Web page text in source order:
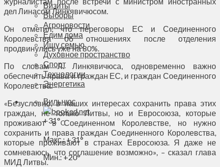
Визиты
Выборы
Агроновости
Едим дома
Ищу семью
Духовное пространство
Спорт
Технологии
Энергетика
Вильнюс
+31°C
Макс.:+31°
Мин.:+20°
дел Линасом Линкявичюсом.
Он отметил, что переговоры ЕС и Соединенного
Королевства об отношениях после отделения
продвинулись уже на 80%.
По словам Л. Линкявичюса, одновременно важно
обеспечить права и граждан ЕС, и граждан Соединенного
Королевства.
«Безусловно, в наших интересах сохранить права этих
граждан, не только Литвы, но и Евросоюза, которые
проживают в Соединенном Королевстве, но нужно
сохранить и права граждан Соединенного Королевства,
которые проживают в странах Евросоюза. Я даже не
сомневаюсь, что соглашение возможно», – сказал глава
МИД Литвы.